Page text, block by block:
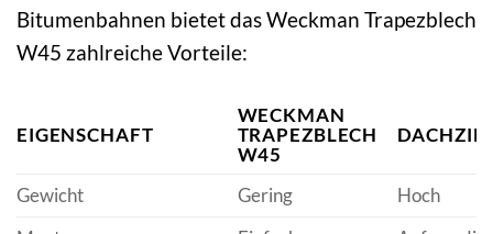
Bitumenbahnen bietet das Weckman Trapezblech
W45 zahlreiche Vorteile:
EIGENSCHAFT
WECKMAN
TRAPEZBLECH
W45
Gewicht Gering
Hoch